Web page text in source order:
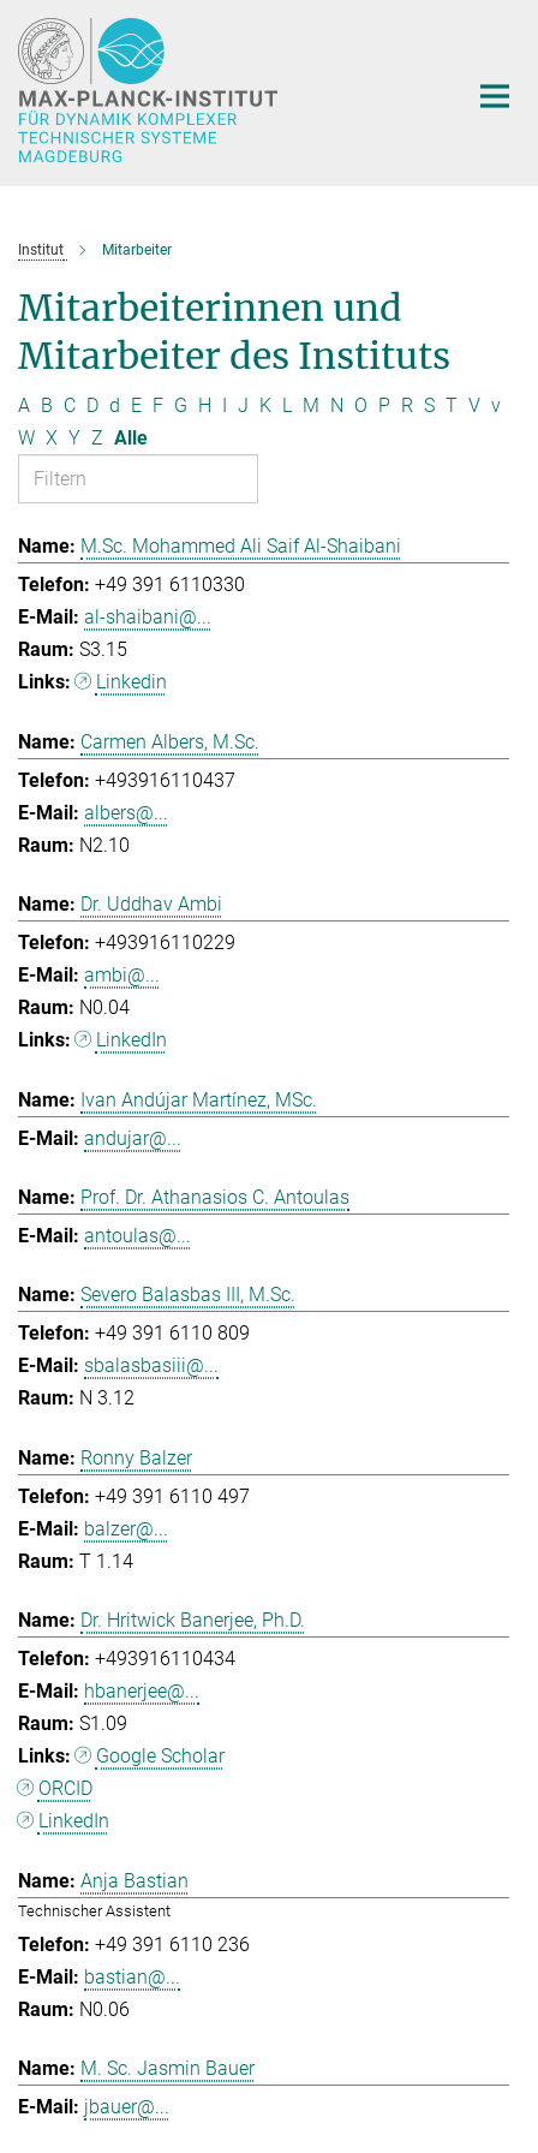
Hauptinhalt
Institut Mitarbeiter
Mitarbeiterinnen und
Mitarbeiter des Instituts
A B C D d E F G H I J K L M N O P R S T V v
W X Y Z Alle
M.Sc. Mohammed Ali Saif Al-Shaibani
+49 391 6110330
al-shaibani@...
S3.15
Linkedin
Carmen Albers, M.Sc.
+493916110437
albers@...
N2.10
Dr. Uddhav Ambi
+493916110229
ambi@...
N0.04
LinkedIn
Ivan Andújar Martínez, MSc.
andujar@...
Prof. Dr. Athanasios C. Antoulas
antoulas@...
Severo Balasbas III, M.Sc.
+49 391 6110 809
sbalasbasiii@...
N 3.12
Ronny Balzer
+49 391 6110 497
balzer@...
T 1.14
Dr. Hritwick Banerjee, Ph.D.
+493916110434
hbanerjee@...
S1.09
Google Scholar
ORCID
LinkedIn
Anja Bastian
Technischer Assistent
+49 391 6110 236
bastian@...
N0.06
M. Sc. Jasmin Bauer
jbauer@...